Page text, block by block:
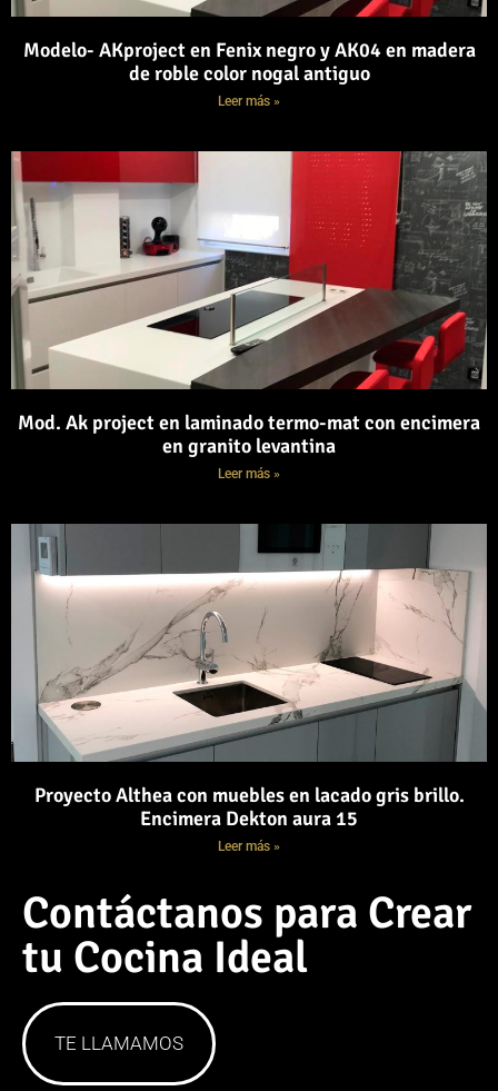
Modelo- AKproject en Fenix negro y AK04 en madera
de roble color nogal antiguo
Leer más »
Mod. Ak project en laminado termo-mat con encimera
en granito levantina
Leer más »
Proyecto Althea con muebles en lacado gris brillo.
Encimera Dekton aura 15
Leer más »
Contáctanos para Crear
tu Cocina Ideal
TE LLAMAMOS